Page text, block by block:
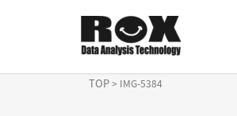
TOP> IMG-5384